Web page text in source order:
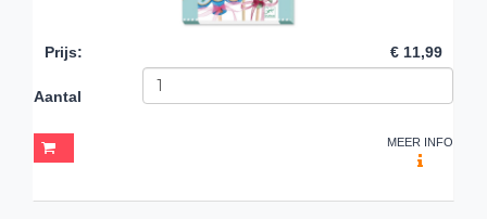
Prijs: € 11,99
Aantal
MEER INFO